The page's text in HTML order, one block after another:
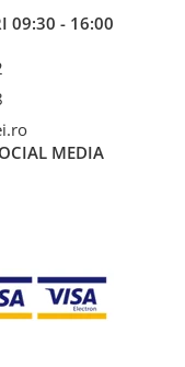
09:30 - 16:00
MEDIA